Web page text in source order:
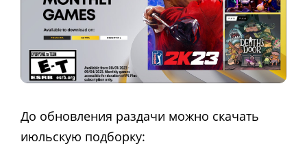
До обновления раздачи можно скачать
июльскую подборку: